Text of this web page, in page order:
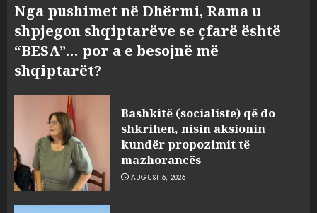
Nga pushimet në Dhërmi, Rama u
shpjegon shqiptarëve se çfarë është
“BESA”… por a e besojnë më
shqiptarët?
Bashkitë (socialiste) që do
shkrihen, nisin aksionin
kundër propozimit të
mazhorancës
AUGUST 6, 2026